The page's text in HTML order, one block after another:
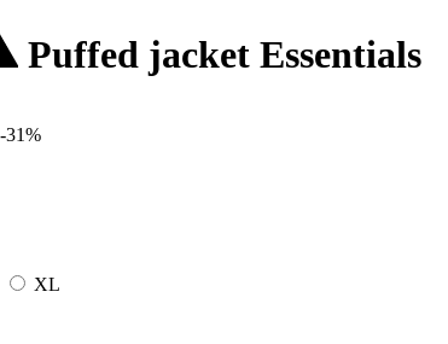
Puffed jacket Essentials
-31%
XL